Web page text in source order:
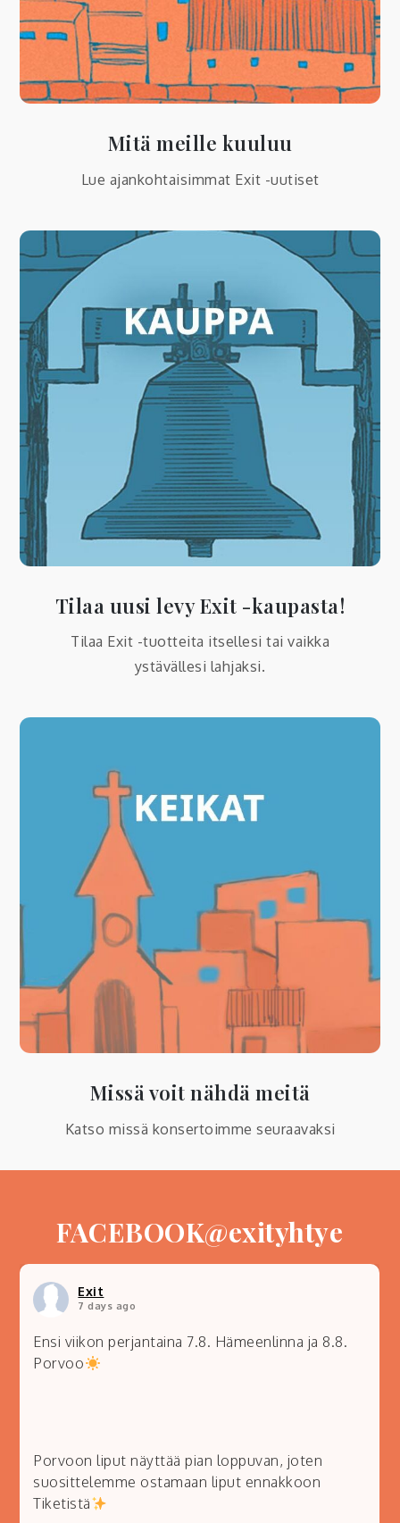
Mitä meille kuuluu
Lue ajankohtaisimmat Exit -uutiset
Tilaa uusi levy Exit -kaupasta!
Tilaa Exit -tuotteita itsellesi tai vaikka
ystävällesi lahjaksi.
Missä voit nähdä meitä
Katso missä konsertoimme seuraavaksi
FACEBOOK@exityhtye
Exit
7 days ago
Ensi viikon perjantaina 7.8. Hämeenlinna ja 8.8.
Porvoo
Porvoon liput näyttää pian loppuvan, joten
suosittelemme ostamaan liput ennakkoon
Tiketistä